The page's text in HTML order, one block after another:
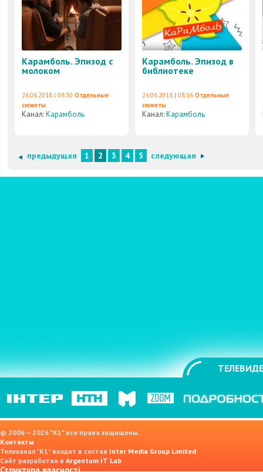
Карамболь. Эпизод с
молоком
26.06.2018 | 08:30 Отдельные
сюжеты
Канал:Карамболь
Карамболь. Эпизод в
библиотеке
26.06.2018 | 08:16 Отдельные
сюжеты
Канал:Карамболь
предыдущая 1 2 3 4 5 следующая
© 2006 — 2026 "K1" все права защищены.
Контакты
Телеканал "К1" входит в состав Inter Media Group Limited
Сайт разработан в Argentum IT Lab